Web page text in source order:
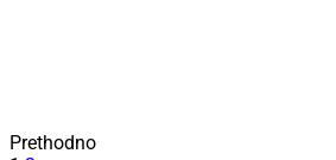
Prethodno